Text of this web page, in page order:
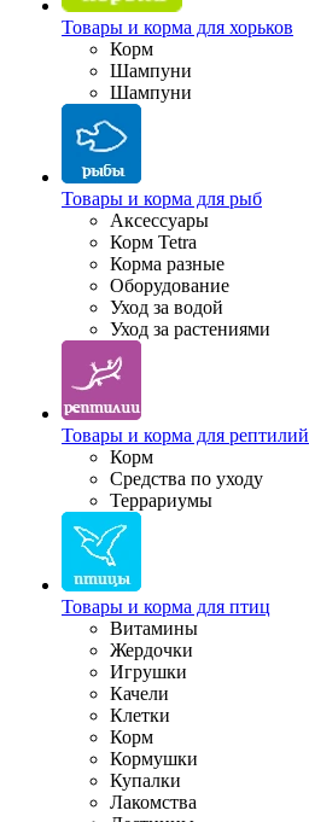
Товары и корма для хорьков
Корм
Шампуни
Шампуни
Товары и корма для рыб
Аксессуары
Корм Tetra
Корма разные
Оборудование
Уход за водой
Уход за растениями
Товары и корма для рептилий
Корм
Средства по уходу
Террариумы
Товары и корма для птиц
Витамины
Жердочки
Игрушки
Качели
Клетки
Корм
Кормушки
Купалки
Лакомства